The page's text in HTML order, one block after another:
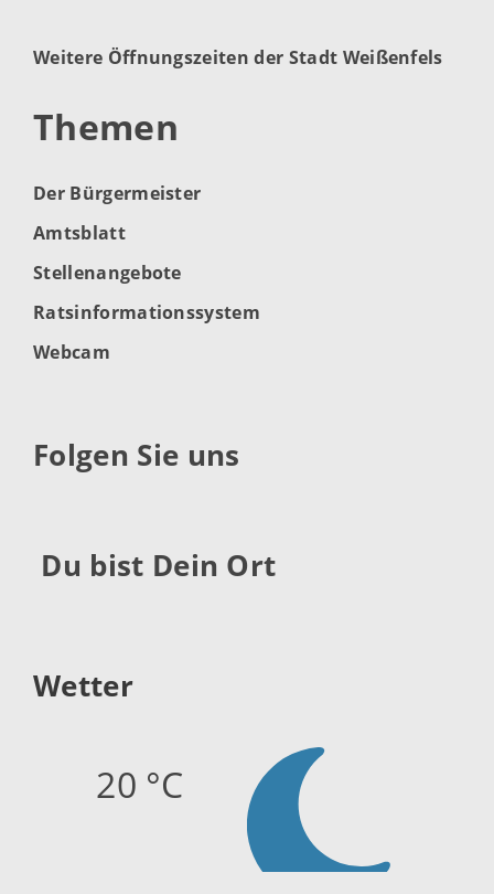
Weitere Öffnungszeiten der Stadt Weißenfels
Themen
Der Bürgermeister
Amtsblatt
Stellenangebote
Ratsinformationssystem
Webcam
Folgen Sie uns
Du bist Dein Ort
Wetter
20 °C